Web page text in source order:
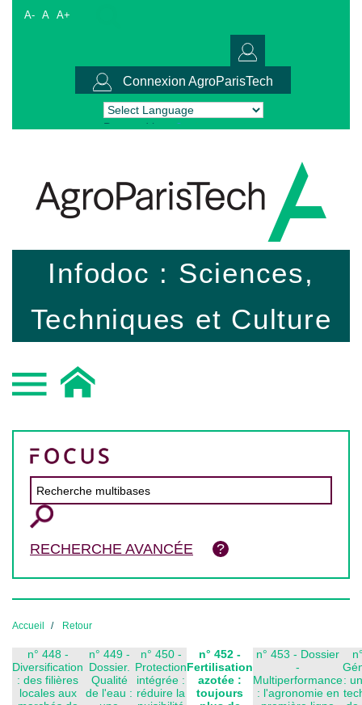
A- A A+
Connexion AgroParisTech
Powered by Translate
Infodoc : Sciences,
Techniques et Culture
RECHERCHE AVANCÉE
Accueil Retour
n° 448 -
Diversification
: des filières
locales aux
n° 449 -
Dossier.
Qualité
de l'eau :
n° 450 -
Protection
intégrée :
réduire la
n° 452 -
Fertilisation
azotée :
toujours
n° 453 - Dossier
-
Multiperformance
: l'agronomie en
: